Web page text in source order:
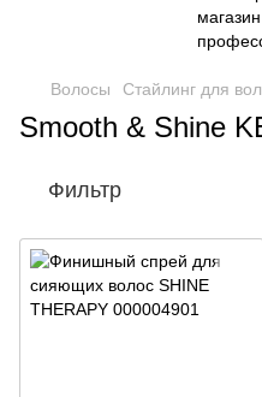
Волосы Стайлинг для
Smooth & Shine
Фильтр